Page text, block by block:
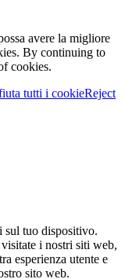
avere la migliore
By continuing to
cookies.
tutti i cookieReject
sul tuo dispositivo.
i nostri siti web,
esperienza utente e
sito web.